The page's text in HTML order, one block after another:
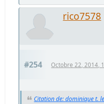
rico7578
#254 Octobre 22, 2014,
Citation de: dominique t.